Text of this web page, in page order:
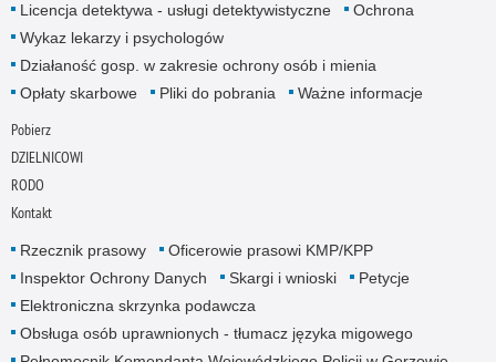
Licencja detektywa - usługi detektywistyczne
Ochrona
Wykaz lekarzy i psychologów
Działaność gosp. w zakresie ochrony osób i mienia
Opłaty skarbowe
Pliki do pobrania Ważne informacje
Pobierz
DZIELNICOWI
RODO
Kontakt
Rzecznik prasowy
Oficerowie prasowi KMP/KPP
Inspektor Ochrony Danych
Skargi i wnioski
Petycje
Elektroniczna skrzynka podawcza
Obsługa osób uprawnionych - tłumacz języka migowego